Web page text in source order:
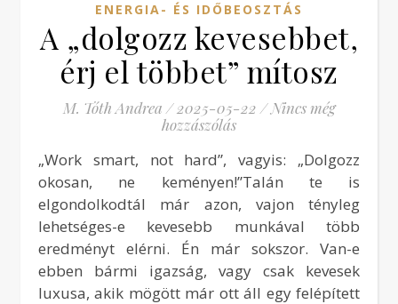
ENERGIA- ÉS IDŐBEOSZTÁS
A „dolgozz kevesebbet,
érj el többet” mítosz
M. Tóth Andrea / 2025-05-22 / Nincs még
hozzászólás
„Work smart, not hard”, vagyis: „Dolgozz
okosan, ne keményen!”Talán te is
elgondolkodtál már azon, vajon tényleg
lehetséges-e kevesebb munkával több
eredményt elérni. Én már sokszor. Van-e
ebben bármi igazság, vagy csak kevesek
luxusa, akik mögött már ott áll egy felépített